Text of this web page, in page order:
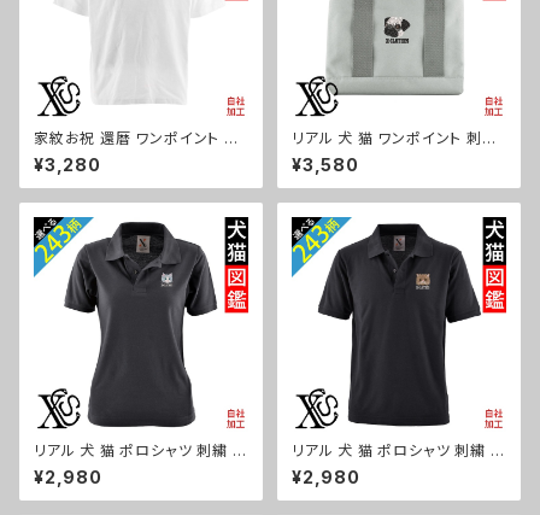
家紋お祝 還暦 ワンポイント 刺
繍 5.6オンス ビッグシルエット
半袖 Tシャツ メンズ グッズ 白
ホワイト カットソー 黒 ブラック
唐花 木瓜 蔦 桐 ori-am-tst6-
g07-s
¥3,280
リアル 犬 猫 ワンポイント 刺繍
オリジナル 仕分け上手 ミニトー
トバッグ レディース 仕切り 便利
トートバック メンズ グレー ロゴ
プレゼントギフト ハシビロコウ
シマエナガ 馬 パンダ ハリネズ
ミ ori-a-bag25-g10-s
¥3,580
リアル 犬 猫 ポロシャツ 刺繍 プ
レゼント 半袖 レディース オリジ
ナル 無地 ワンポイント ロゴ お
しゃれ ゴルフ 吸汗速乾 黒 紺 母
¥2,980
リアル 犬 猫 ポロシャツ 刺繍 プ
レゼント 半袖 メンズ オリジナル
無地 ワンポイント ロゴ おしゃ
れ ゴルフ 吸汗速乾 黒 紺 父の
¥2,980